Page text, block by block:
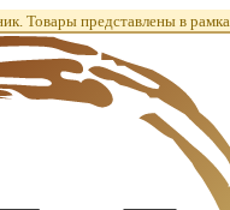
Товары представлены в